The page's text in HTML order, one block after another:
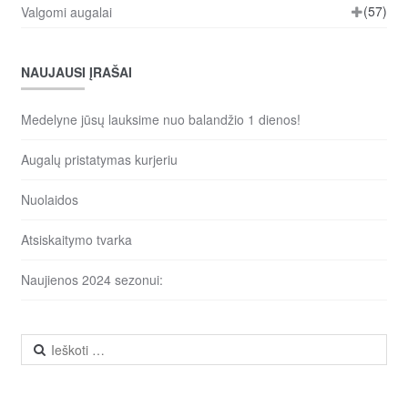
Valgomi augalai
(57)
NAUJAUSI ĮRAŠAI
Medelyne jūsų lauksime nuo balandžio 1 dienos!
Augalų pristatymas kurjeriu
Nuolaidos
Atsiskaitymo tvarka
Naujienos 2024 sezonui:
Ieškoti: